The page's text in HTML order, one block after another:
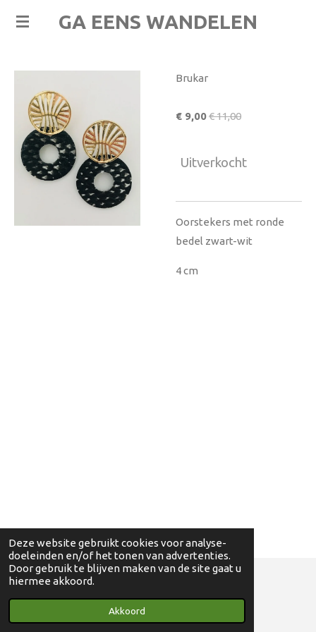
Deze website gebruikt cookies voor analyse-
doeleinden en/of het tonen van advertenties.
Door gebruik te blijven maken van de site gaat u
hiermee akkoord.
Akkoord
Ga
de
hoofdinhoud
GA EENS WANDELEN
Brukar
€ 9,00€ 11,00
Uitverkocht
Oorstekers met ronde
bedel zwart-wit
4 cm